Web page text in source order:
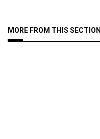
MORE FROM THIS SECTION